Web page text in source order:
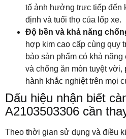
tố ảnh hưởng trực tiếp đến
định và tuổi thọ của lốp xe.
Độ bền và khả năng
hợp kim cao cấp cùng quy
bảo sản phẩm có khả
và chống ăn mòn tuyệt
hành khắc nghiệt trên mọi
Dấu hiệu nhận biết
A2103503306 cần
Theo thời gian sử dụng và điều